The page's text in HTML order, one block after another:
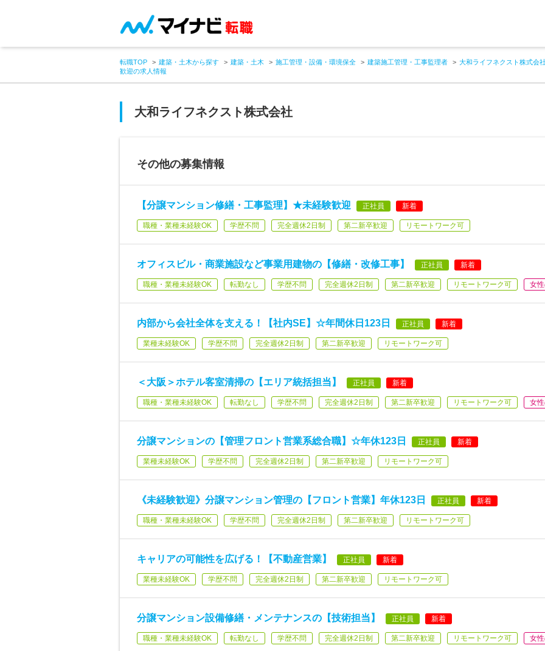
転職TOP 建築・土木から探す 建築・土木 施工管理・設備・環境保全 建築施工管理・工事監理者 大和ライフネクスト株式会社
歓迎の求人情報
大和ライフネクスト株式会社
その他の募集情報
【分譲マンション修繕・工事監理】★未経験歓迎 正社員 新着
職種・業種未経験OK 学歴不問 完全週休2日制 第二新卒歓迎 リモートワーク可
オフィスビル・商業施設など事業用建物の【修繕・改修工事】 正社員 新着
職種・業種未経験OK 転勤なし 学歴不問 完全週休2日制 第二新卒歓迎 リモートワーク可 女
内部から会社全体を支える！【社内SE】☆年間休日123日 正社員 新着
業種未経験OK 学歴不問 完全週休2日制 第二新卒歓迎 リモートワーク可
＜大阪＞ホテル客室清掃の【エリア統括担当】 正社員 新着
職種・業種未経験OK 転勤なし 学歴不問 完全週休2日制 第二新卒歓迎 リモートワーク可 女
分譲マンションの【管理フロント営業系総合職】☆年休123日 正社員 新着
業種未経験OK 学歴不問 完全週休2日制 第二新卒歓迎 リモートワーク可
《未経験歓迎》分譲マンション管理の【フロント営業】年休123日 正社員 新着
職種・業種未経験OK 学歴不問 完全週休2日制 第二新卒歓迎 リモートワーク可
キャリアの可能性を広げる！【不動産営業】 正社員 新着
業種未経験OK 学歴不問 完全週休2日制 第二新卒歓迎 リモートワーク可
分譲マンション設備修繕・メンテナンスの【技術担当】 正社員 新着
職種・業種未経験OK 転勤なし 学歴不問 完全週休2日制 第二新卒歓迎 リモートワーク可 女